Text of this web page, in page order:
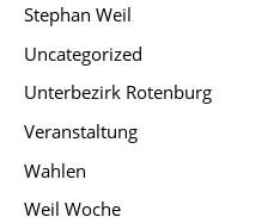
Stephan Weil
Uncategorized
Unterbezirk Rotenburg
Veranstaltung
Wahlen
Weil Woche